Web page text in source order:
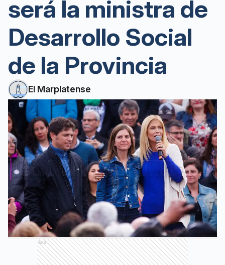
será la ministra de
Desarrollo Social
de la Provincia
El Marplatense
Ads